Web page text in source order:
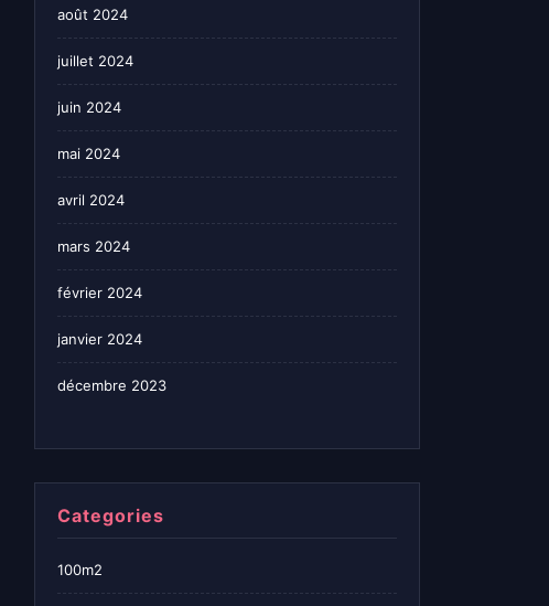
août 2024
juillet 2024
juin 2024
mai 2024
avril 2024
mars 2024
février 2024
janvier 2024
décembre 2023
Categories
100m2